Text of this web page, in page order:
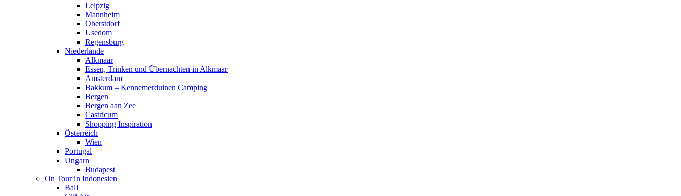
Leipzig
Mannheim
Oberstdorf
Usedom
Regensburg
Niederlande
Alkmaar
Essen, Trinken und Übernachten in Alkmaar
Amsterdam
Bakkum – Kennemerduinen Camping
Bergen
Bergen aan Zee
Castricum
Shopping Inspiration
Österreich
Wien
Portugal
Ungarn
Budapest
On Tour in Indonesien
Bali